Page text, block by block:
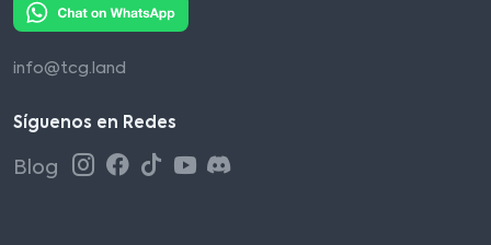
info@tcg.land
Síguenos en Redes
Blog